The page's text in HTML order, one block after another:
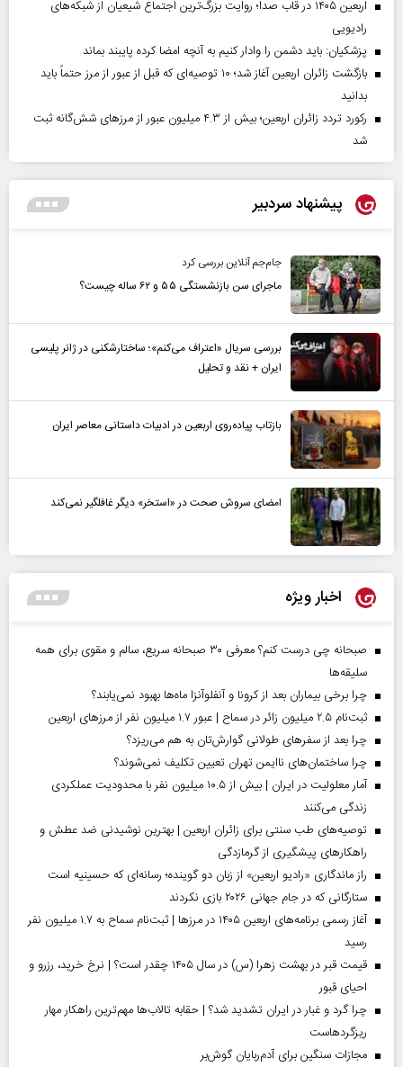
اربعین ۱۴۰۵ در قاب صدا؛ روایت بزرگ‌ترین اجتماع شیعیان از شبکه‌های
رادیویی
پزشکیان: باید دشمن را وادار کنیم به آنچه امضا کرده پایبند بماند
بازگشت زائران اربعین آغاز شد؛ ۱۰ توصیه‌ای که قبل از عبور از مرز حتماً باید
بدانید
رکورد تردد زائران اربعین؛ بیش از ۴.۳ میلیون عبور از مرزهای شش‌گانه ثبت
شد
پیشنهاد سردبیر
جام‌جم آنلاین بررسی کرد
ماجرای سن بازنشستگی ۵۵ و ۶۲ ساله چیست؟
بررسی سریال «اعتراف می‌کنم»؛ ساختارشکنی در ژانر پلیسی
ایران + نقد و تحلیل
بازتاب پیاده‌روی اربعین در ادبیات داستانی معاصر ایران
امضای سروش صحت در «استخر» دیگر غافلگیر نمی‌کند
اخبار ویژه
صبحانه چی درست کنم؟ معرفی ۳۰ صبحانه سریع، سالم و مقوی برای همه
سلیقه‌ها
چرا برخی بیماران بعد از کرونا و آنفلوآنزا ماه‌ها بهبود نمی‌یابند؟
ثبت‌نام ۲.۵ میلیون زائر در سماح | عبور ۱.۷ میلیون نفر از مرز‌های اربعین
چرا بعد از سفرهای طولانی گوارش‌تان به هم می‌ریزد؟
چرا ساختمان‌های ناایمن تهران تعیین تکلیف نمی‌شوند؟
آمار معلولیت در ایران | بیش از ۱۰.۵ میلیون نفر با محدودیت عملکردی
زندگی می‌کنند
توصیه‌های طب سنتی برای زائران اربعین | بهترین نوشیدنی ضد عطش و
راهکارهای پیشگیری از گرمازدگی
راز ماندگاری «رادیو اربعین» از زبان دو گوینده؛ رسانه‌ای که حسینیه است
ستارگانی که در جام جهانی ۲۰۲۶ بازی نکردند
آغاز رسمی برنامه‌های اربعین ۱۴۰۵ در مرز‌ها | ثبت‌نام سماح به ۱.۷ میلیون نفر
رسید
قیمت قبر در بهشت زهرا (س) در سال ۱۴۰۵ چقدر است؟ | نرخ خرید، رزرو و
احیای قبور
چرا گرد و غبار در ایران تشدید شد؟ | حقابه تالاب‌ها مهم‌ترین راهکار مهار
ریزگردهاست
مجازات سنگین برای آدم‌ربایان گوش‌بر